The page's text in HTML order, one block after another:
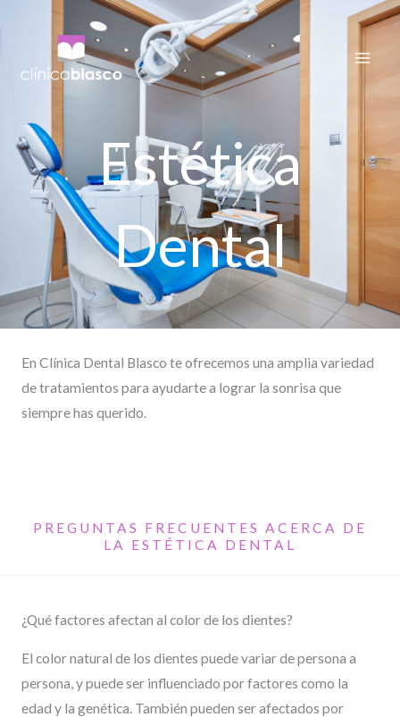
contenido
Estética
Dental
En Clínica Dental Blasco te ofrecemos una amplia variedad
de tratamientos para ayudarte a lograr la sonrisa que
siempre has querido.
PREGUNTAS FRECUENTES ACERCA DE
LA ESTÉTICA DENTAL
¿Qué factores afectan al color de los dientes?
El color natural de los dientes puede variar de persona a
persona, y puede ser influenciado por factores como la
edad y la genética. También pueden ser afectados por